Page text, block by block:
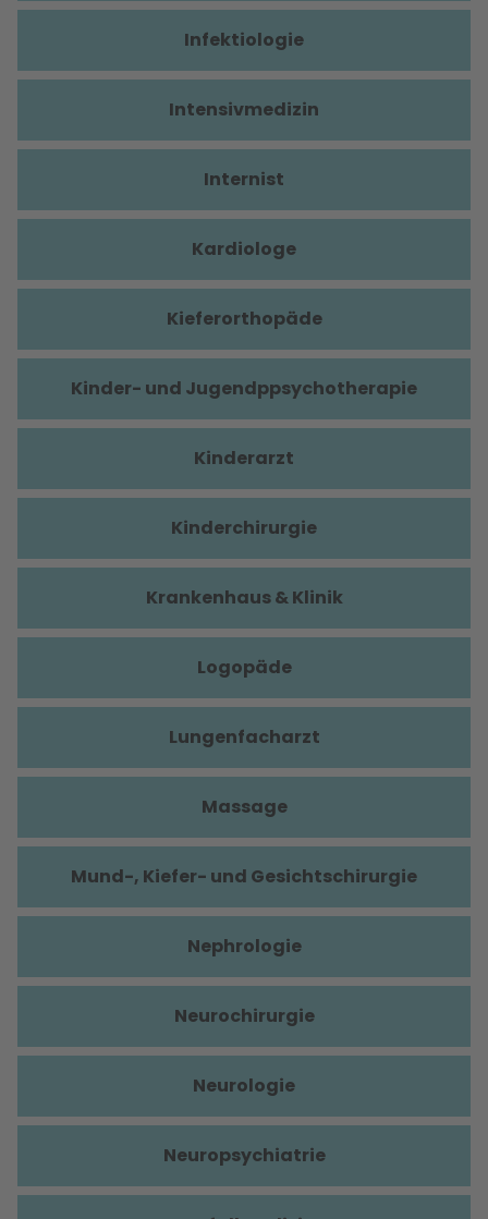
Infektiologie
Intensivmedizin
Internist
Kardiologe
Kieferorthopäde
Kinder- und Jugendppsychotherapie
Kinderarzt
Kinderchirurgie
Krankenhaus & Klinik
Logopäde
Lungenfacharzt
Massage
Mund-, Kiefer- und Gesichtschirurgie
Nephrologie
Neurochirurgie
Neurologie
Neuropsychiatrie